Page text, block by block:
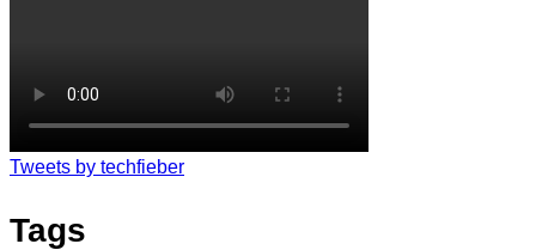
Tweets by techfieber
Tags